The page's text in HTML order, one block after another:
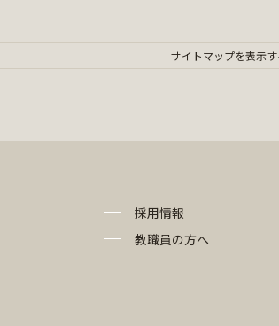
採用情報
教職員の方へ